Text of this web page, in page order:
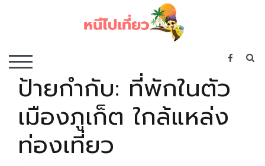
TOGGLE MOBILE MENU
ป้ายกำกับ: ที่พักในตัว
เมืองภูเก็ต ใกล้แหล่ง
ท่องเที่ยว